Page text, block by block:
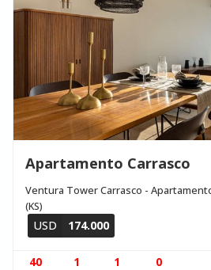
Apartamento Carrasco
Ventura Tower Carrasco -
(KS)
USD 174.000
40 1 1 0